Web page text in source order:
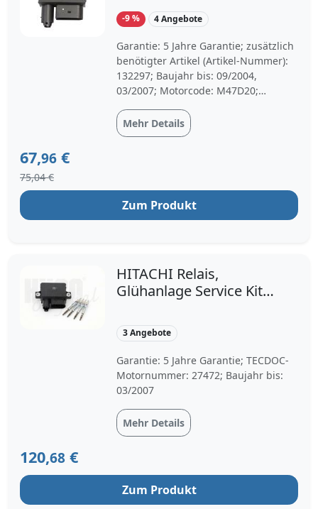
12217801200 132196
-9 % 4 Angebote
Garantie: 5 Jahre Garantie; zusätzlich
benötigter Artikel (Artikel-Nummer):
132297; Baujahr bis: 09/2004,
03/2007; Motorcode: M47D20;
OE-Nummer: 12217801200
Mehr Details
67,96 €
75,04 €
Zum Produkt
HITACHI Relais,
Glühanlage Service Kit
7786869 7786821
132302
3 Angebote
Garantie: 5 Jahre Garantie; TECDOC-
Motornummer: 27472; Baujahr bis:
03/2007
Mehr Details
120,68 €
Zum Produkt